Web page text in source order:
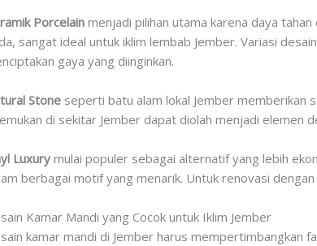
Porcelainmenjadi pilihan utama karena daya
sangat ideal untuk iklim lembab Jember. Variasi
gaya yang diinginkan.
Stone seperti batu alam lokal Jember memberikan
di sekitar Jember dapat diolah menjadi elemen
Luxury mulai populer sebagai alternatif yang lebih
berbagai motif yang menarik. Untuk renovasi
Kamar Mandi yang Cocok untuk Iklim Jember
kamar mandi di Jember harus